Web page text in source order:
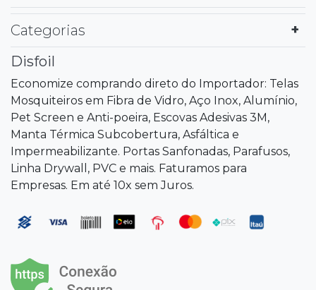
Categorias
Disfoil
Economize comprando direto do Importador: Telas
Mosquiteiros em Fibra de Vidro, Aço Inox, Alumínio,
Pet Screen e Anti-poeira, Escovas Adesivas 3M,
Manta Térmica Subcobertura, Asfáltica e
Impermeabilizante. Portas Sanfonadas, Parafusos,
Linha Drywall, PVC e mais. Faturamos para
Empresas. Em até 10x sem Juros.